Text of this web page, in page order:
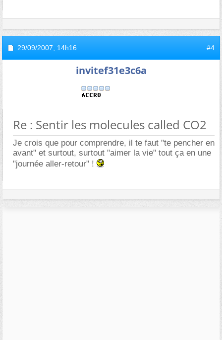
29/09/2007, 14h16 #4
invitef31e3c6a
Re : Sentir les molecules called CO2
Je crois que pour comprendre, il te faut "te pencher en
avant" et surtout, surtout "aimer la vie" tout ça en une
"journée aller-retour" !